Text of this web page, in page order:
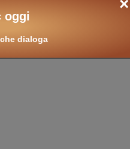
×
oggi
dialoga